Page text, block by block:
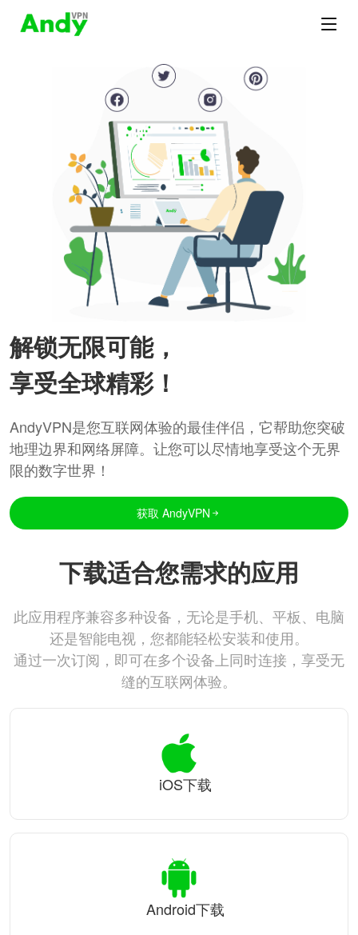
解锁无限可能，
享受全球精彩！
AndyVPN是您互联网体验的最佳伴侣，它帮助您突破
地理边界和网络屏障。让您可以尽情地享受这个无界
限的数字世界！
获取 AndyVPN
下载适合您需求的应用
此应用程序兼容多种设备，无论是手机、平板、电脑
还是智能电视，您都能轻松安装和使用。
通过一次订阅，即可在多个设备上同时连接，享受无
缝的互联网体验。
iOS下载
Android下载